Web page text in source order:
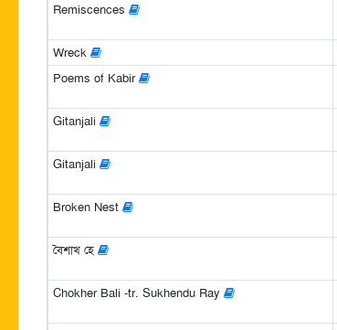
Remiscences
Wreck
Poems of Kabir
Gitanjali
Gitanjali
Broken Nest
বৈশাখ হে
Chokher Bali -tr. Sukhendu Ray